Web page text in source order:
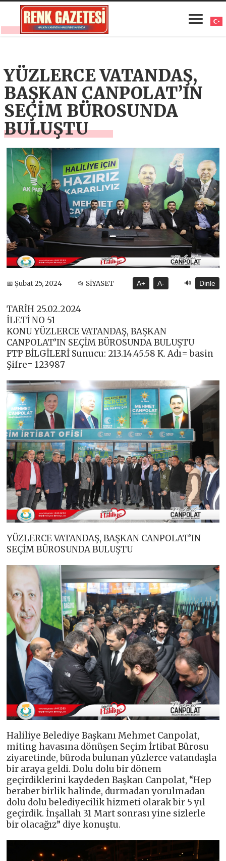
YÜZLERCE VATANDAŞ,
BAŞKAN CANPOLAT’IN
SEÇİM BÜROSUNDA
BULUŞTU
📅 Şubat 25, 2024 📂 SİYASET A+ A- 🔊 Dinle
TARİH 25.02.2024
İLETİ NO 51
KONU YÜZLERCE VATANDAŞ, BAŞKAN
CANPOLAT’IN SEÇİM BÜROSUNDA BULUŞTU
FTP BİLGİLERİ Sunucu: 213.14.45.58 K. Adı= basin
Şifre= 123987
YÜZLERCE VATANDAŞ, BAŞKAN CANPOLAT’IN
SEÇİM BÜROSUNDA BULUŞTU
Haliliye Belediye Başkanı Mehmet Canpolat,
miting havasına dönüşen Seçim İrtibat Bürosu
ziyaretinde, büroda bulunan yüzlerce vatandaşla
bir araya geldi. Dolu dolu bir dönem
geçirdiklerini kaydeden Başkan Canpolat, “Hep
beraber birlik halinde, durmadan yorulmadan
dolu dolu belediyecilik hizmeti olarak bir 5 yıl
geçirdik. İnşallah 31 Mart sonrası yine sizlerle
bir olacağız” diye konuştu.